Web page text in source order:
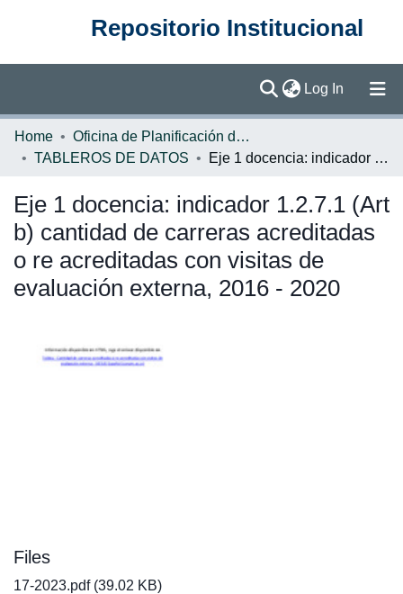
Repositorio Institucional
Log In (current)
Communities & Collections
Statistics
Home
Oficina de Planificación de la Educación Superior (OPES)
TABLEROS DE DATOS
Eje 1 docencia: indicador 1.2.7.1 (Art b) cantidad de carreras acreditadas o re acreditadas con visitas de evaluación externa, 2016 - 2020
Eje 1 docencia: indicador 1.2.7.1 (Art
b) cantidad de carreras acreditadas
o re acreditadas con visitas de
evaluación externa, 2016 - 2020
Files
17-2023.pdf(39.02 KB)